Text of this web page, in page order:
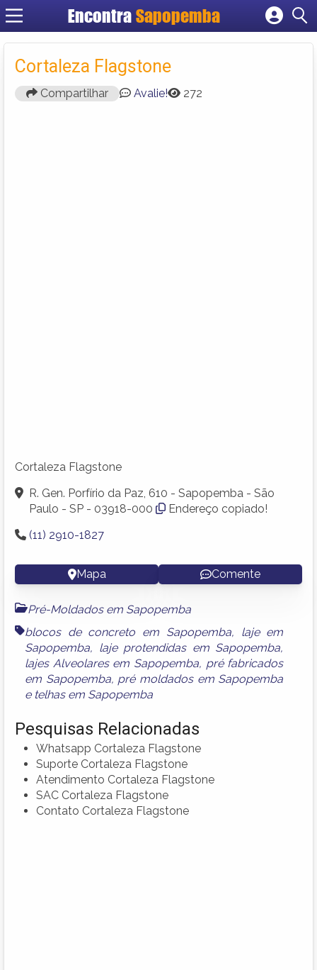
Encontra Sapopemba
Cadastrar empresa
Criar conta
Cortaleza Flagstone
Compartilhar Avalie! 272
Cortaleza Flagstone
R. Gen. Porfírio da Paz, 610 - Sapopemba - São
Paulo - SP - 03918-000
Endereço copiado!
(11) 2910-1827
Mapa Comente
Pré-Moldados em Sapopemba
blocos de concreto em Sapopemba, laje em
Sapopemba, laje protendidas em Sapopemba,
lajes Alveolares em Sapopemba, pré fabricados
em Sapopemba, pré moldados em Sapopemba
e telhas em Sapopemba
Pesquisas Relacionadas
Whatsapp Cortaleza Flagstone
Suporte Cortaleza Flagstone
Atendimento Cortaleza Flagstone
SAC Cortaleza Flagstone
Contato Cortaleza Flagstone